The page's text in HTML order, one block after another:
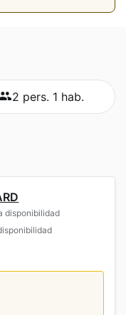
2 pers. 1 hab.
disponibilidad